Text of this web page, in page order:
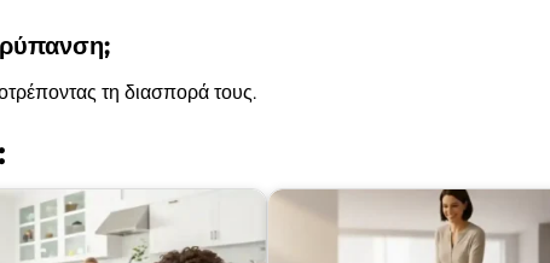
τη διασπορά τους.